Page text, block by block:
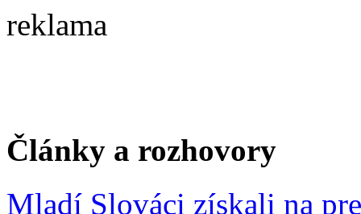
reklama
Články a rozhovory
Mladí Slováci získali na